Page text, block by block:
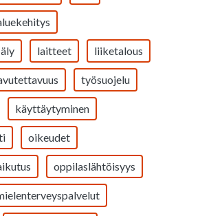
laitteet liiketalous
työsuojelu
käyttäytyminen
oikeudet
oppilaslähtöisyys